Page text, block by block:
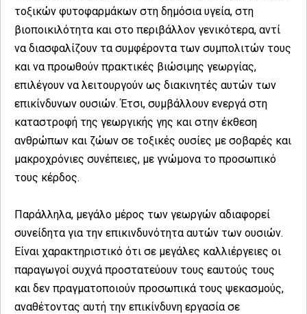
τοξικών φυτοφαρμάκων στη δημόσια υγεία, στη
βιοποικιλότητα και στο περιβάλλον γενικότερα, αντί
να διασφαλίζουν τα συμφέροντα των συμπολιτών τους
και να προωθούν πρακτικές βιώσιμης γεωργίας,
επιλέγουν να λειτουργούν ως διακινητές αυτών των
επικίνδυνων ουσιών. Έτσι, συμβάλλουν ενεργά στη
καταστροφή της γεωργικής γης και στην έκθεση
ανθρώπων και ζώων σε τοξικές ουσίες με σοβαρές και
μακροχρόνιες συνέπειες, με γνώμονα το προσωπικό
τους κέρδος.
Παράλληλα, μεγάλο μέρος των γεωργών αδιαφορεί
συνείδητα για την επικινδυνότητα αυτών των ουσιών.
Είναι χαρακτηριστικό ότι σε μεγάλες καλλιέργειες οι
παραγωγοί συχνά προστατεύουν τους εαυτούς τους
και δεν πραγματοποιούν προσωπικά τους ψεκασμούς,
αναθέτοντας αυτή την επικίνδυνη εργασία σε